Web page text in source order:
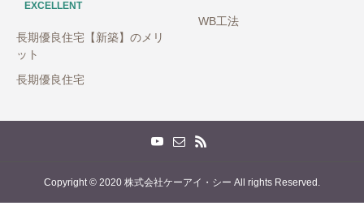
EXCELLENT
長期優良住宅【新築】のメリ
ット
長期優良住宅
WB工法
Copyright © 2020 株式会社ケーアイ・シー All rights Reserved.